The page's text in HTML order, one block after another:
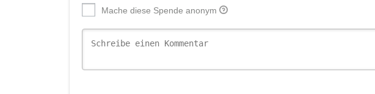
Mache diese Spende anonym